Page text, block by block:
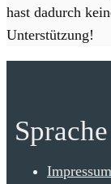
hast dadurch
Unterstützung!
Sprache
Impressum